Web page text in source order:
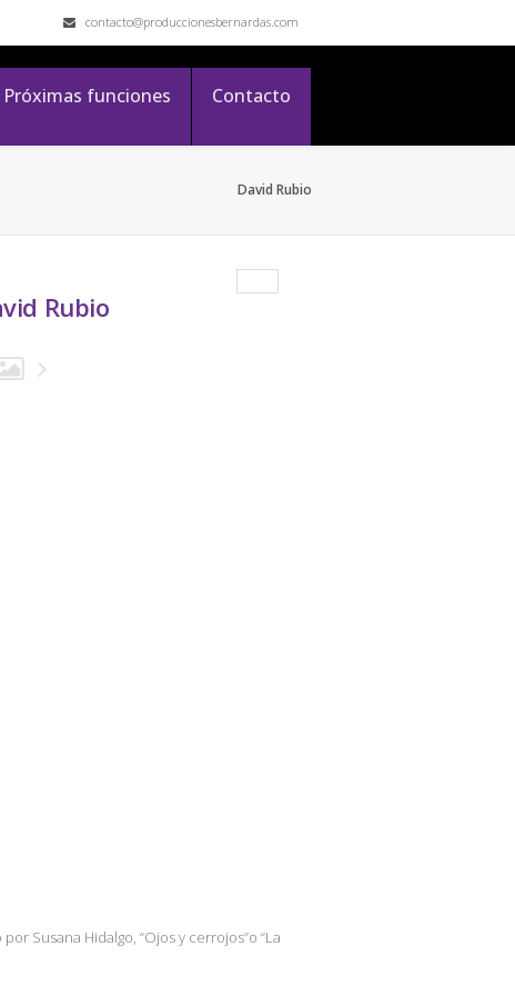
contacto@produccionesbernardas.com
Próximas funciones Contacto
David Rubio
Rubio
Susana Hidalgo, “Ojos y cerrojos”o “La